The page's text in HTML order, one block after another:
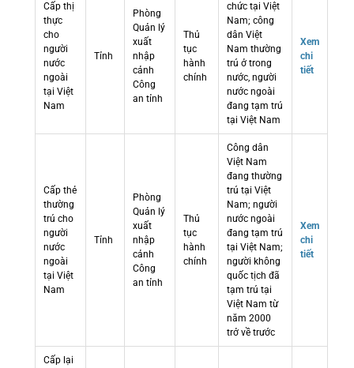
Cấp thị
thực
cho
người
nước
ngoài
tại Việt
Nam
Tỉnh
Phòng
Quản lý
xuất
nhập
cảnh
Công
an tỉnh
Thủ
tục
hành
chính
chức tại Việt
Nam; công
dân Việt
Nam thường
trú ở trong
nước, người
nước ngoài
đang tạm trú
tại Việt Nam
Xem
chi
tiết
Cấp thẻ
thường
trú cho
người
nước
ngoài
tại Việt
Nam
Tỉnh
Phòng
Quản lý
xuất
nhập
cảnh
Công
an tỉnh
Thủ
tục
hành
chính
Công dân
Việt Nam
đang thường
trú tại Việt
Nam; người
nước ngoài
đang tạm trú
tại Việt Nam;
người không
quốc tịch đã
tạm trú tại
Việt Nam từ
năm 2000
trở về trước
Xem
chi
tiết
Cấp lại